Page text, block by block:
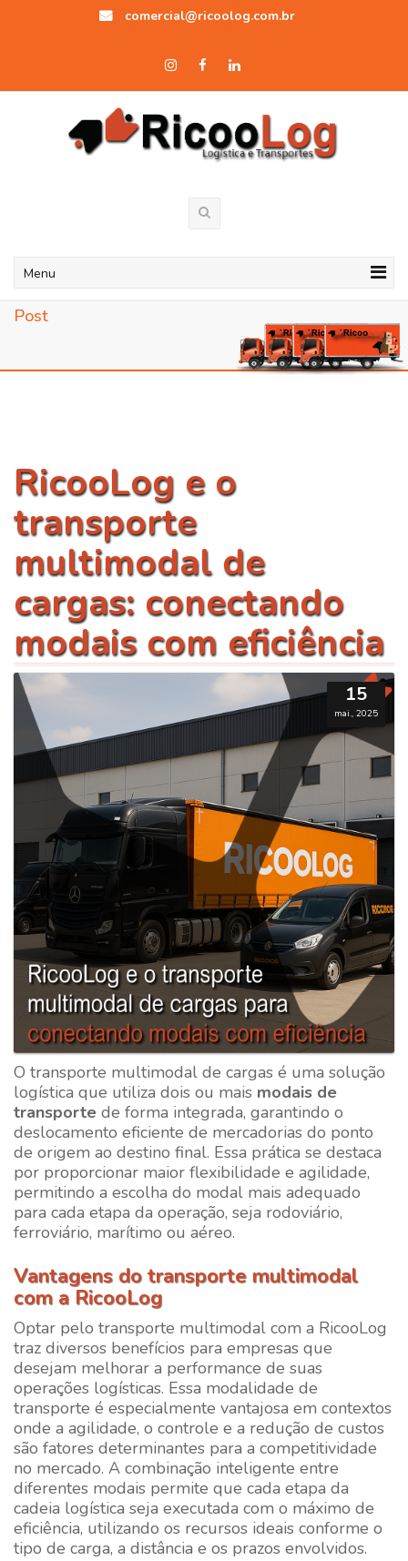
comercial@ricoolog.com.br
Menu
Post
RicooLog e o
transporte
multimodal de
cargas: conectando
modais com eficiência
15
mai., 2025
O transporte multimodal de cargas é uma solução
logística que utiliza dois ou mais modais de
transporte de forma integrada, garantindo o
deslocamento eficiente de mercadorias do ponto
de origem ao destino final. Essa prática se destaca
por proporcionar maior flexibilidade e agilidade,
permitindo a escolha do modal mais adequado
para cada etapa da operação, seja rodoviário,
ferroviário, marítimo ou aéreo.
Vantagens do transporte multimodal
com a RicooLog
Optar pelo transporte multimodal com a RicooLog
traz diversos benefícios para empresas que
desejam melhorar a performance de suas
operações logísticas. Essa modalidade de
transporte é especialmente vantajosa em contextos
onde a agilidade, o controle e a redução de custos
são fatores determinantes para a competitividade
no mercado. A combinação inteligente entre
diferentes modais permite que cada etapa da
cadeia logística seja executada com o máximo de
eficiência, utilizando os recursos ideais conforme o
tipo de carga, a distância e os prazos envolvidos.